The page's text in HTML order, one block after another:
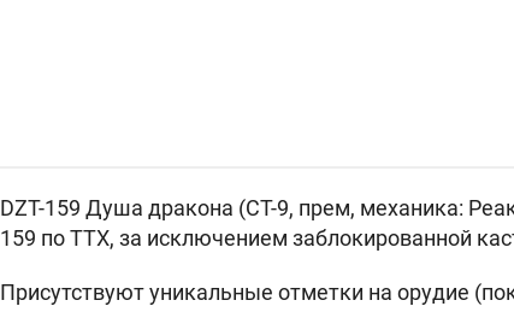
DZT-159 Душа дракона (СТ-9, прем, механика:
159 по ТТХ, за исключением заблокированной
Присутствуют уникальные отметки на орудие